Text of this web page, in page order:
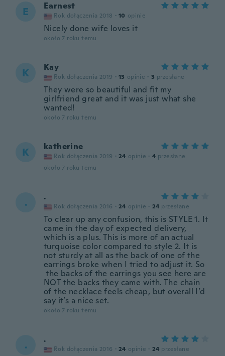
E Earnest
Rok dołączenia 2018 · 10 opinie
Nicely done wife loves it
około 7 roku temu
K Kay
Rok dołączenia 2019 · 13 opinie · 3 przesłane
They were so beautiful and fit my
girlfriend great and it was just what she
wanted!
około 7 roku temu
K katherine
Rok dołączenia 2019 · 24 opinie · 4 przesłane
około 7 roku temu
. .
Rok dołączenia 2016 · 24 opinie · 24 przesłane
To clear up any confusion, this is STYLE 1. It
came in the day of expected delivery,
which is a plus. This is more of an actual
turquoise color compared to style 2. It is
not sturdy at all as the back of one of the
earrings broke when I tried to adjust it. So
the backs of the earrings you see here are
NOT the backs they came with. The chain
of the necklace feels cheap, but overall I’d
say it’s a nice set.
około 7 roku temu
. .
Rok dołączenia 2016 · 24 opinie · 24 przesłane